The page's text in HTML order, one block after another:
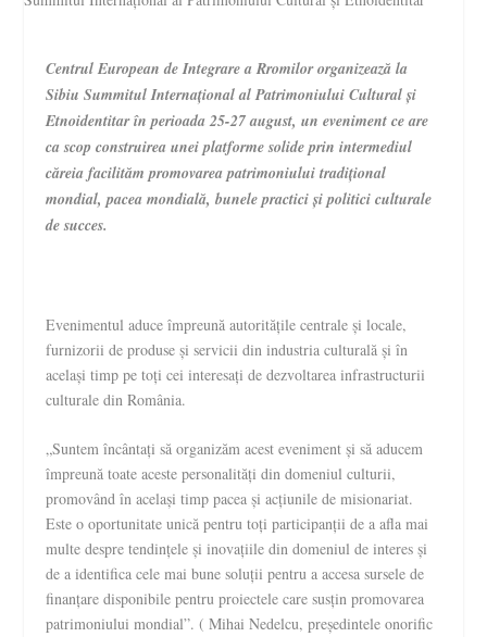
Centrul European de Integrare a Rromilor organizează la
Sibiu Summitul Internațional al Patrimoniului Cultural și
Etnoidentitar în perioada 25-27 august, un eveniment ce are
ca scop construirea unei platforme solide prin intermediul
căreia facilităm promovarea patrimoniului tradițional
mondial, pacea mondială, bunele practici și politici culturale
de succes.
Evenimentul aduce împreună autoritățile centrale și locale,
furnizorii de produse și servicii din industria culturală și în
același timp pe toți cei interesați de dezvoltarea infrastructurii
culturale din România.
„Suntem încântați să organizăm acest eveniment și să aducem
împreună toate aceste personalități din domeniul culturii,
promovând în același timp pacea și acțiunile de misionariat.
Este o oportunitate unică pentru toți participanții de a afla mai
multe despre tendințele și inovațiile din domeniul de interes și
de a identifica cele mai bune soluții pentru a accesa sursele de
finanțare disponibile pentru proiectele care susțin promovarea
patrimoniului mondial”. ( Mihai Nedelcu, președintele onorific